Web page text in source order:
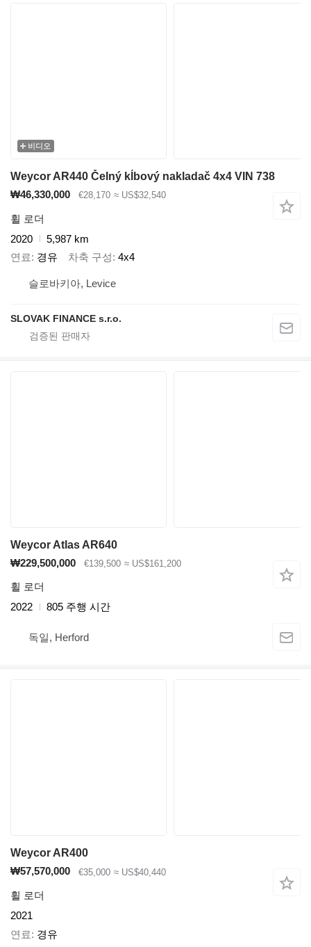
비디오
Weycor AR440 Čelný kĺbový nakladač 4x4 VIN 738
₩46,330,000
€28,170 ≈ US$32,540
휠 로더
2020
5,987 km
연료 경유 차축 구성 4x4
슬로바키아, Levice
SLOVAK FINANCE s.r.o.
Weycor Atlas AR640
₩229,500,000
€139,500 ≈ US$161,200
휠 로더
2022
805 주행 시간
독일, Herford
Weycor AR400
₩57,570,000
€35,000 ≈ US$40,440
휠 로더
2021
연료
경유